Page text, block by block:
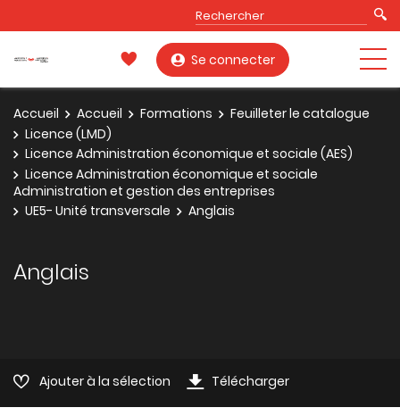
Se connecter
Accueil Accueil Formations
Feuilleter le catalogue
Licence (LMD)
Licence Administration économique et sociale (AES)
Licence Administration économique et sociale
Administration et gestion des entreprises
UE5- Unité transversale
Anglais
Anglais
Ajouter à la sélection Télécharger